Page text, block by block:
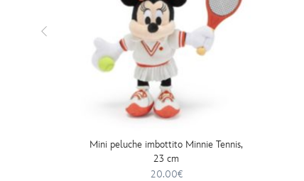
Mini peluche imbottito Minnie Tennis,
23 cm
20.00€